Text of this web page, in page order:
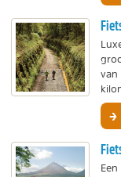
van